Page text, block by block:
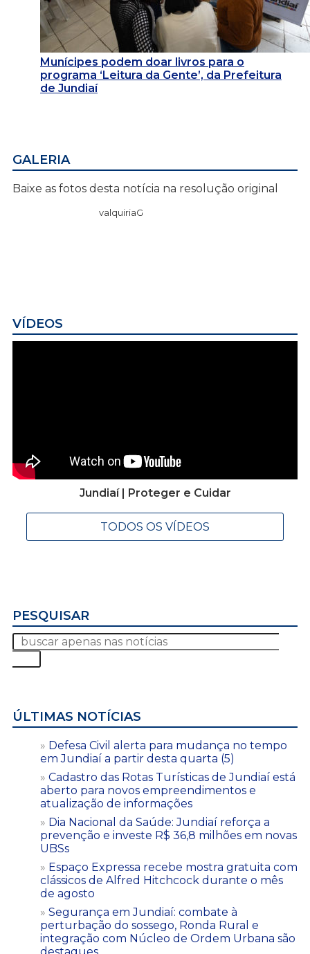
Munícipes podem doar livros para o
programa ‘Leitura da Gente’, da Prefeitura
de Jundiaí
GALERIA
Baixe as fotos desta notícia na resolução original
valquiriaG
VÍDEOS
Jundiaí | Proteger e Cuidar
TODOS OS VÍDEOS
PESQUISAR
ÚLTIMAS NOTÍCIAS
Defesa Civil alerta para mudança no tempo
em Jundiaí a partir desta quarta (5)
Cadastro das Rotas Turísticas de Jundiaí está
aberto para novos empreendimentos e
atualização de informações
Dia Nacional da Saúde: Jundiaí reforça a
prevenção e investe R$ 36,8 milhões em novas
UBSs
Espaço Expressa recebe mostra gratuita com
clássicos de Alfred Hitchcock durante o mês
de agosto
Segurança em Jundiaí: combate à
perturbação do sossego, Ronda Rural e
integração com Núcleo de Ordem Urbana são